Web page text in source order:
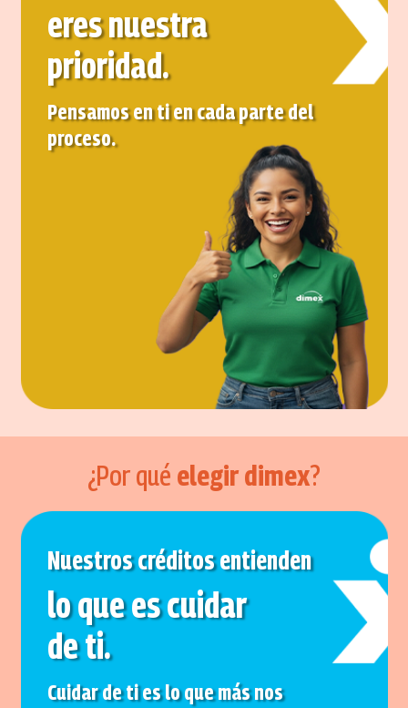
eres nuestra
prioridad.
Pensamos en ti en cada parte del
proceso.
¿Por qué elegir dimex?
Nuestros créditos entienden
lo que es cuidar
de ti.
Cuidar de ti es lo que más nos